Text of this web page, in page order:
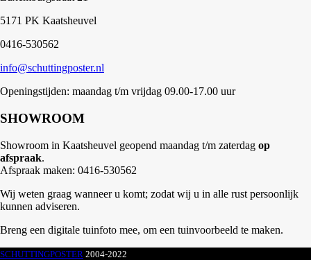
5171 PK Kaatsheuvel
0416-530562
info@schuttingposter.nl
Openingstijden: maandag t/m vrijdag 09.00-17.00 uur
SHOWROOM
Showroom in Kaatsheuvel geopend maandag t/m zaterdag op
afspraak.
Afspraak maken: 0416-530562
Wij weten graag wanneer u komt; zodat wij u in alle rust persoonlijk
kunnen adviseren.
Breng een digitale tuinfoto mee, om een tuinvoorbeeld te maken.
SCHUTTINGPOSTER 2004-2022